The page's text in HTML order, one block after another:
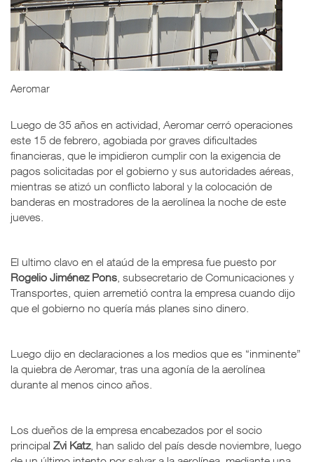
Aeromar
Luego de 35 años en actividad, Aeromar cerró operaciones
este 15 de febrero, agobiada por graves dificultades
financieras, que le impidieron cumplir con la exigencia de
pagos solicitadas por el gobierno y sus autoridades aéreas,
mientras se atizó un conflicto laboral y la colocación de
banderas en mostradores de la aerolínea la noche de este
jueves.
El ultimo clavo en el ataúd de la empresa fue puesto por
Rogelio Jiménez Pons , subsecretario de Comunicaciones y
Transportes, quien arremetió contra la empresa cuando dijo
que el gobierno no quería más planes sino dinero.
Luego dijo en declaraciones a los medios que es “inminente”
la quiebra de Aeromar, tras una agonía de la aerolínea
durante al menos cinco años.
Los dueños de la empresa encabezados por el socio
principal Zvi Katz, han salido del país desde noviembre, luego